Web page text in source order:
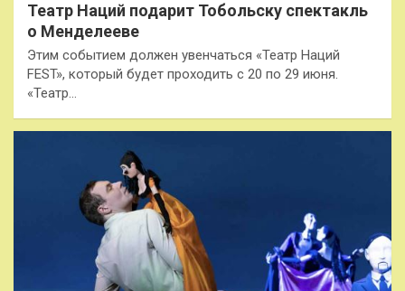
Театр Наций подарит Тобольску спектакль
о Менделееве
Этим событием должен увенчаться «Театр Наций
FEST», который будет проходить с 20 по 29 июня.
«Театр…